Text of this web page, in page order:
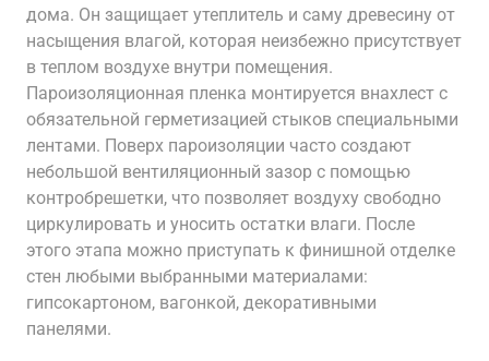
дома. Он защищает утеплитель и саму древесину от
насыщения влагой, которая неизбежно присутствует
в теплом воздухе внутри помещения.
Пароизоляционная пленка монтируется внахлест с
обязательной герметизацией стыков специальными
лентами. Поверх пароизоляции часто создают
небольшой вентиляционный зазор с помощью
контробрешетки, что позволяет воздуху свободно
циркулировать и уносить остатки влаги. После
этого этапа можно приступать к финишной отделке
стен любыми выбранными материалами:
гипсокартоном, вагонкой, декоративными
панелями.